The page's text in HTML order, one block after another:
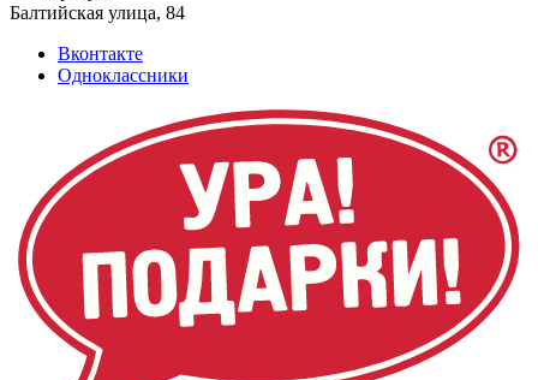
Балтийская улица, 84
Вконтакте
Одноклассники